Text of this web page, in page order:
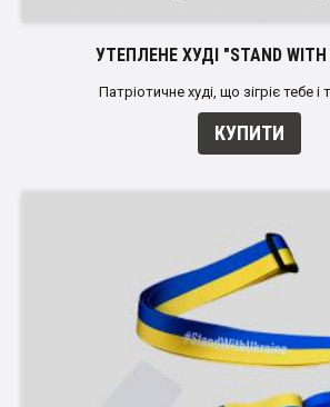
УТЕПЛЕНЕ ХУДІ "STAND WITH
Патріотичне худі, що зігріє тебе
КУПИТИ